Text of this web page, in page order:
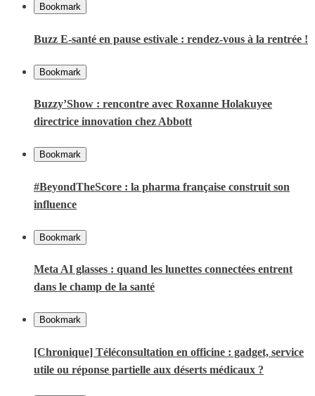
Bookmark
Buzz E-santé en pause estivale : rendez-vous à la rentrée !
Bookmark
Buzzy’Show : rencontre avec Roxanne Holakuyee
directrice innovation chez Abbott
Bookmark
#BeyondTheScore : la pharma française construit son
influence
Bookmark
Meta AI glasses : quand les lunettes connectées entrent
dans le champ de la santé
Bookmark
[Chronique] Téléconsultation en officine : gadget, service
utile ou réponse partielle aux déserts médicaux ?